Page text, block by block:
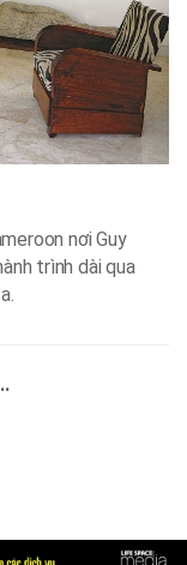
nơi Guy
trình dài qua